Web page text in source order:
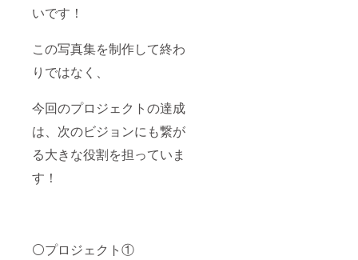
いです！
この写真集を制作して終わ
りではなく、
今回のプロジェクトの達成
は、次のビジョンにも繋が
る大きな役割を担っていま
す！
⚪️プロジェクト①